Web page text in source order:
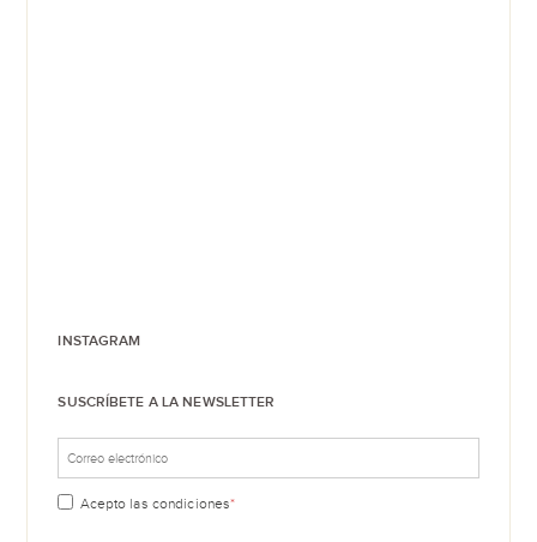
INSTAGRAM
SUSCRÍBETE A LA NEWSLETTER
Acepto las condiciones*